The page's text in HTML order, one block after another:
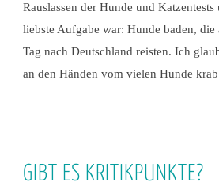
Rauslassen der Hunde und
liebste Aufgabe war: Hunde baden,
Tag nach Deutschland reisten. Ich
an den Händen vom vielen Hunde
GIBT ES KRITIKPUNKTE?